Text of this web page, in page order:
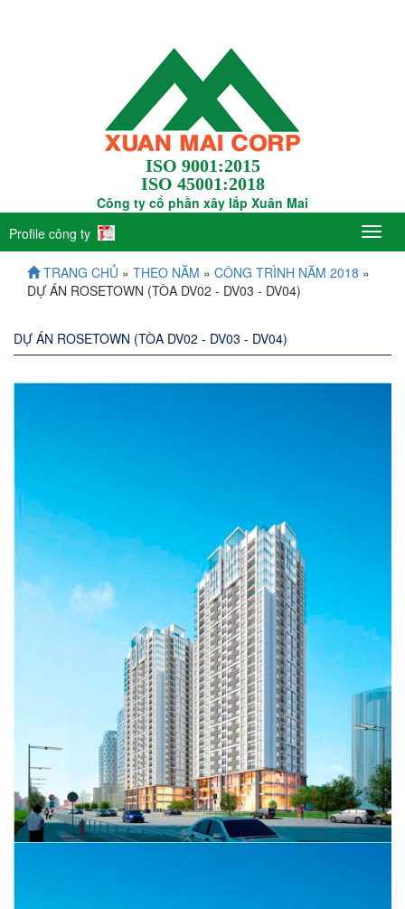
ISO 9001:2015
ISO 45001:2018
Công ty cổ phần xây lắp Xuân Mai
Profile công ty
TRANG CHỦ » THEO NĂM » CÔNG TRÌNH NĂM 2018 »
DỰ ÁN ROSETOWN (TÒA DV02 - DV03 - DV04)
DỰ ÁN ROSETOWN (TÒA DV02 - DV03 - DV04)